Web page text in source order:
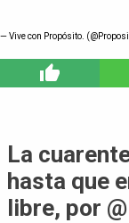
— Vive con Propósito.
La
hasta que
libre, por